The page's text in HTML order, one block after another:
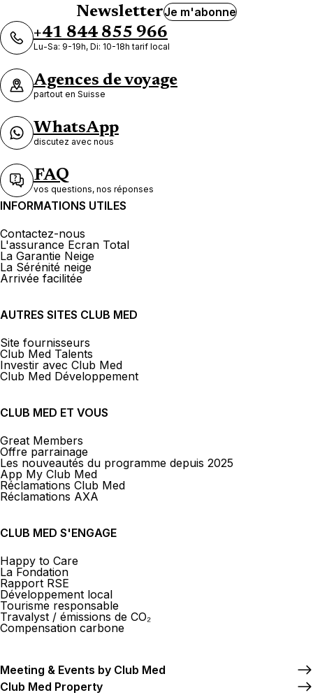
5 Place De Jaude 63000 Clermont Ferrand
Fermé.Ouvre demain à 10:00
NewsletterJe m'abonne
+41 844 855 966
Lu-Sa: 9-19h, Di: 10-18h tarif local
Agences de voyage
partout en Suisse
WhatsApp
discutez avec nous
FAQ
vos questions, nos réponses
INFORMATIONS UTILES
Contactez-nous
L'assurance Ecran Total
La Garantie Neige
La Sérénité neige
Arrivée facilitée
AUTRES SITES CLUB MED
Site fournisseurs
Club Med Talents
Investir avec Club Med
Club Med Développement
CLUB MED ET VOUS
Great Members
Offre parrainage
Les nouveautés du programme depuis 2025
App My Club Med
Réclamations Club Med
Réclamations AXA
CLUB MED S'ENGAGE
Happy to Care
La Fondation
Rapport RSE
Développement local
Tourisme responsable
Travalyst / émissions de CO₂
Compensation carbone
Meeting & Events by Club Med
Club Med Property